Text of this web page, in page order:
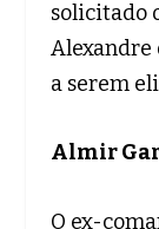
solicitado
Alexandre
a serem
Almir
O ex-